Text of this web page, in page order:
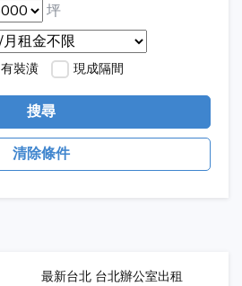
坪
有裝潢 現成隔間
搜尋
清除條件
最新台北 台北辦公室出租